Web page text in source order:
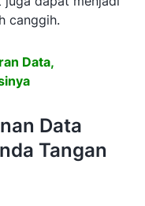
canggih.
Data,
Data
Tangan